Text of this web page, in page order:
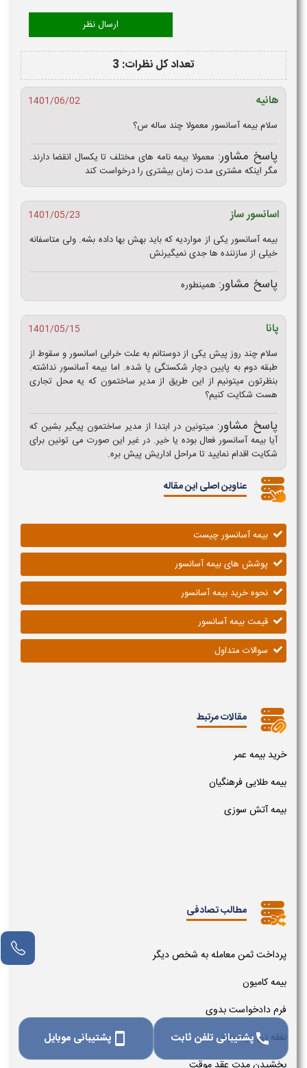
تعداد کل نظرات: 3
هانیه
1401/06/02
سلام بیمه آسانسور معمولا چند ساله س؟
پاسخ مشاور: معمولا بیمه نامه های مختلف تا یکسال انقضا دارند.
مگر اینکه مشتری مدت زمان بیشتری را درخواست کند
اسانسور ساز
1401/05/23
بیمه آسانسور یکی از مواردیه که باید بهش بها داده بشه. ولی متاسفانه
خیلی از سازننده ها جدی نمیگیرنش
پاسخ مشاور: همینطوره
پانا
1401/05/15
سلام چند روز پیش یکی از دوستانم به علت خرابی اسانسور و سقوط از
طبقه دوم به پایین دچار شکستگی پا شده. اما بیمه آسانسور نداشته.
بنظرتون میتونیم از این طریق از مدیر ساختمون که یه محل تجاری
هست شکایت کنیم؟
پاسخ مشاور: میتونین در ابتدا از مدیر ساختمون پیگیر بشین که
آیا بیمه آسانسور فعال بوده یا خیر. در غیر این صورت می تونین برای
شکایت اقدام نمایید تا مراحل اداریش پیش بره.
عناوین اصلی این مقاله
بیمه آسانسور چیست
پوشش های بیمه آسانسور
نحوه خرید بیمه آسانسور
قیمت بیمه آسانسور
سوالات متداول
مقالات مرتبط
خرید بیمه عمر
بیمه طلایی فرهنگیان
بیمه آتش سوزی
مطالب تصادفی
پرداخت ثمن معامله به شخص دیگر
بیمه کامیون
فرم دادخواست بدوی
نفقه زن در صیغه
callپشتیبانی تلفن ثابت smartphone پشتیبانی موبایل